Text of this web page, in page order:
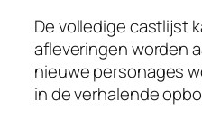
De volledige castlijst
afleveringen worden
nieuwe personages
in de verhalende